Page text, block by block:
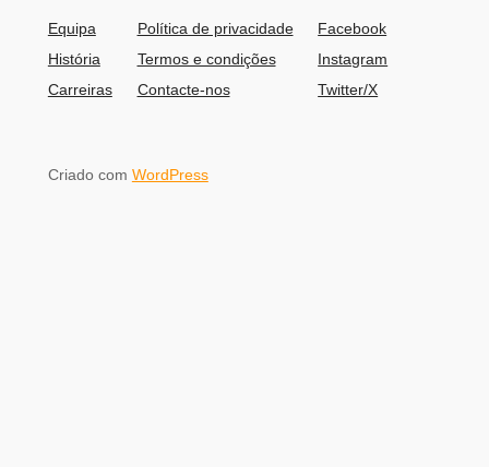
Equipa
História
Carreiras
Política de privacidade
Termos e condições
Contacte-nos
Facebook
Instagram
Twitter/X
Criado com WordPress